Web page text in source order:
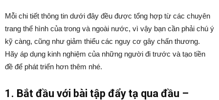
Mỗi chi tiết thông tin dưới đây đều được tổng hợp từ các chuyên
trang thể hình của trong và ngoài nước, vì vậy bạn cần phải chú ý
kỹ càng, cũng như giảm thiểu các nguy cơ gây chấn thương.
Hãy áp dụng kinh nghiệm của những người đi trước và tạo tiền
đề để phát triển hơn thêm nhé.
1. Bắt đầu với bài tập đẩy tạ qua đầu –